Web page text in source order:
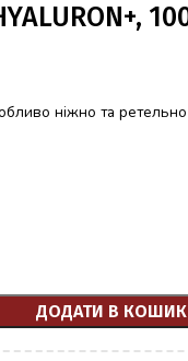
ніжно та
ДОДАТИ В КОШИК